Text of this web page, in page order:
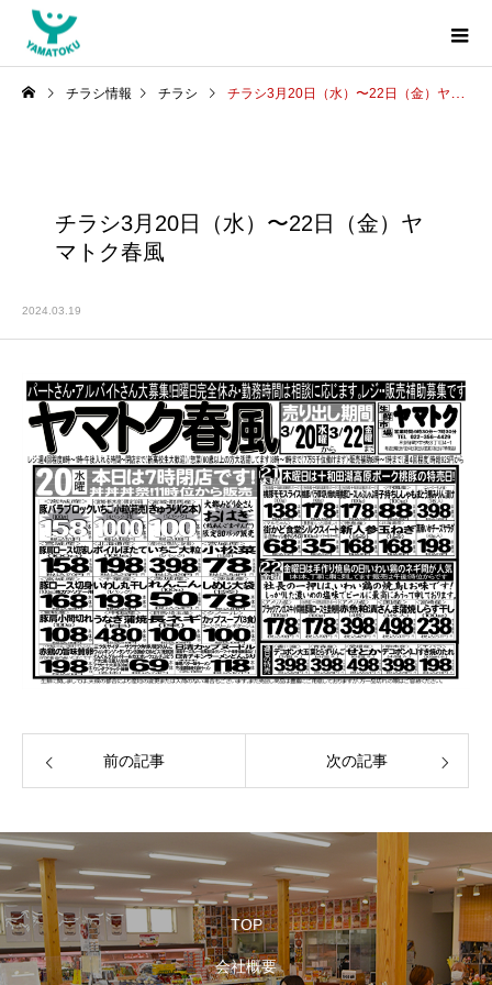
チラシ情報 チラシ チラシ3月20日（水）〜22日（金）ヤマトク春風
チラシ3月20日（水）〜22日（金）ヤ
マトク春風
2024.03.19
前の記事 次の記事
TOP
会社概要